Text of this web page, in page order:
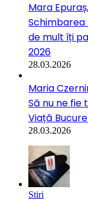
Mara
Schimbarea
de mult îți
2026
28.03.2026
Maria
Să nu ne
Viață
28.03.2026
Stiri